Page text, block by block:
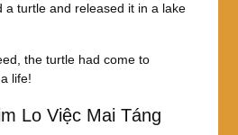
a turtle and released it in a lake
the turtle had come to
life!
Lo Việc Mai Táng